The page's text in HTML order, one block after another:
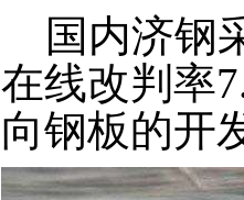
国内济钢
在线改判率
向钢板的开